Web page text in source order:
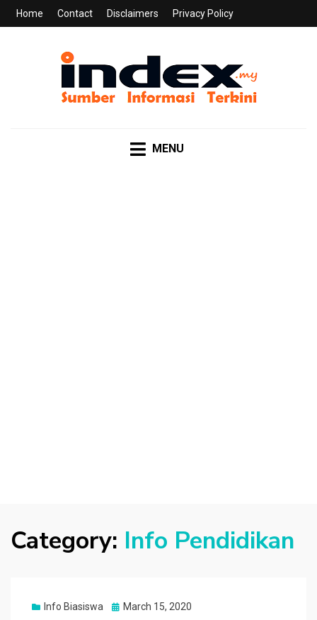
Home Contact Disclaimers Privacy Policy
MENU
Category: Info Pendidikan
Info Biasiswa
Posted
March 15, 2020